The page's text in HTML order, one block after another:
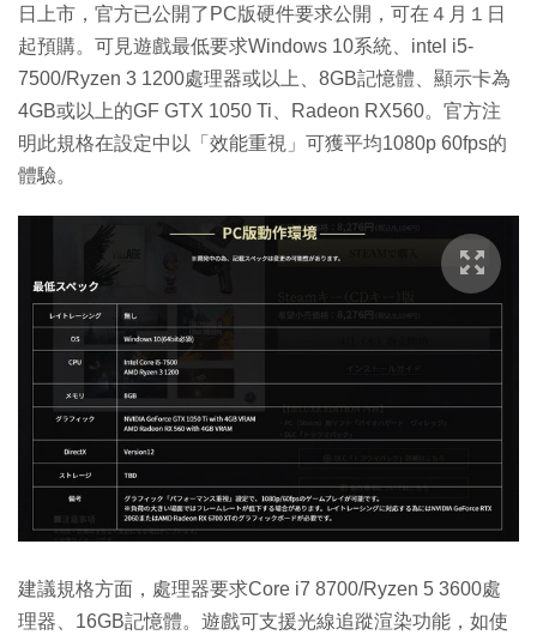
日上市，官方已公開了PC版硬件要求公開，可在４月１日
起預購。可見遊戲最低要求Windows 10系統、intel i5-
7500/Ryzen 3 1200處理器或以上、8GB記憶體、顯示卡為
4GB或以上的GF GTX 1050 Ti、Radeon RX560。官方注
明此規格在設定中以「效能重視」可獲平均1080p 60fps的
體驗。
建議規格方面，處理器要求Core i7 8700/Ryzen 5 3600處
理器、16GB記憶體。遊戲可支援光線追蹤渲染功能，如使